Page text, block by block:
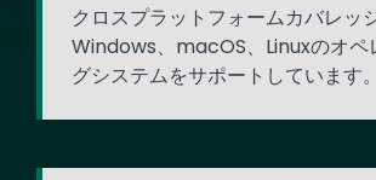
クロスプラットフォームカバレッ
Windows、macOS、Linuxのオペ
グシステムをサポートしています。